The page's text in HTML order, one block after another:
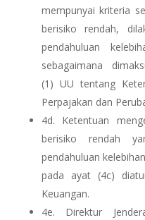
mempunyai kriteria
berisiko rendah,
pendahuluan
sebagaimana
(1) UU tentang
Perpajakan dan
4d. Ketentuan
berisiko rendah
pendahuluan
pada ayat (4c)
Keuangan.
4e. Direktur